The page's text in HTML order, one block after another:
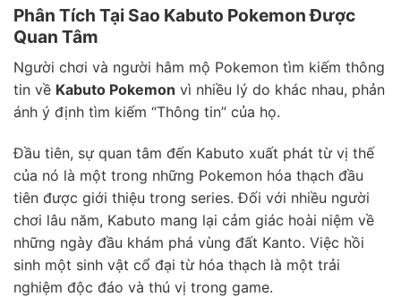
Phân Tích Tại Sao Kabuto Pokemon Được
Quan Tâm
Người chơi và người hâm mộ Pokemon tìm kiếm thông
tin về Kabuto Pokemon vì nhiều lý do khác nhau, phản
ánh ý định tìm kiếm “Thông tin” của họ.
Đầu tiên, sự quan tâm đến Kabuto xuất phát từ vị thế
của nó là một trong những Pokemon hóa thạch đầu
tiên được giới thiệu trong series. Đối với nhiều người
chơi lâu năm, Kabuto mang lại cảm giác hoài niệm về
những ngày đầu khám phá vùng đất Kanto. Việc hồi
sinh một sinh vật cổ đại từ hóa thạch là một trải
nghiệm độc đáo và thú vị trong game.